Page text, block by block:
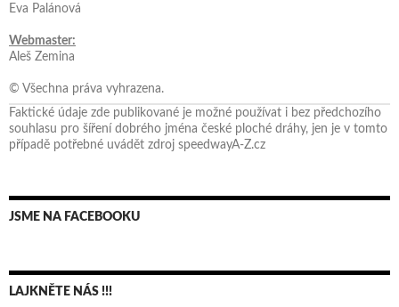
Eva Palánová
Webmaster:
Aleš Zemina
© Všechna práva vyhrazena.
Faktické údaje zde publikované je možné používat i bez předchozího
souhlasu pro šíření dobrého jména české ploché dráhy, jen je v tomto
případě potřebné uvádět zdroj speedwayA-Z.cz
JSME NA FACEBOOKU
LAJKNĚTE NÁS !!!